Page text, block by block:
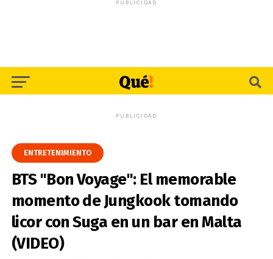
PUBLICIDAD
PUBLICIDAD
ENTRETENIMIENTO
BTS "Bon Voyage": El memorable
momento de Jungkook tomando
licor con Suga en un bar en Malta
(VIDEO)